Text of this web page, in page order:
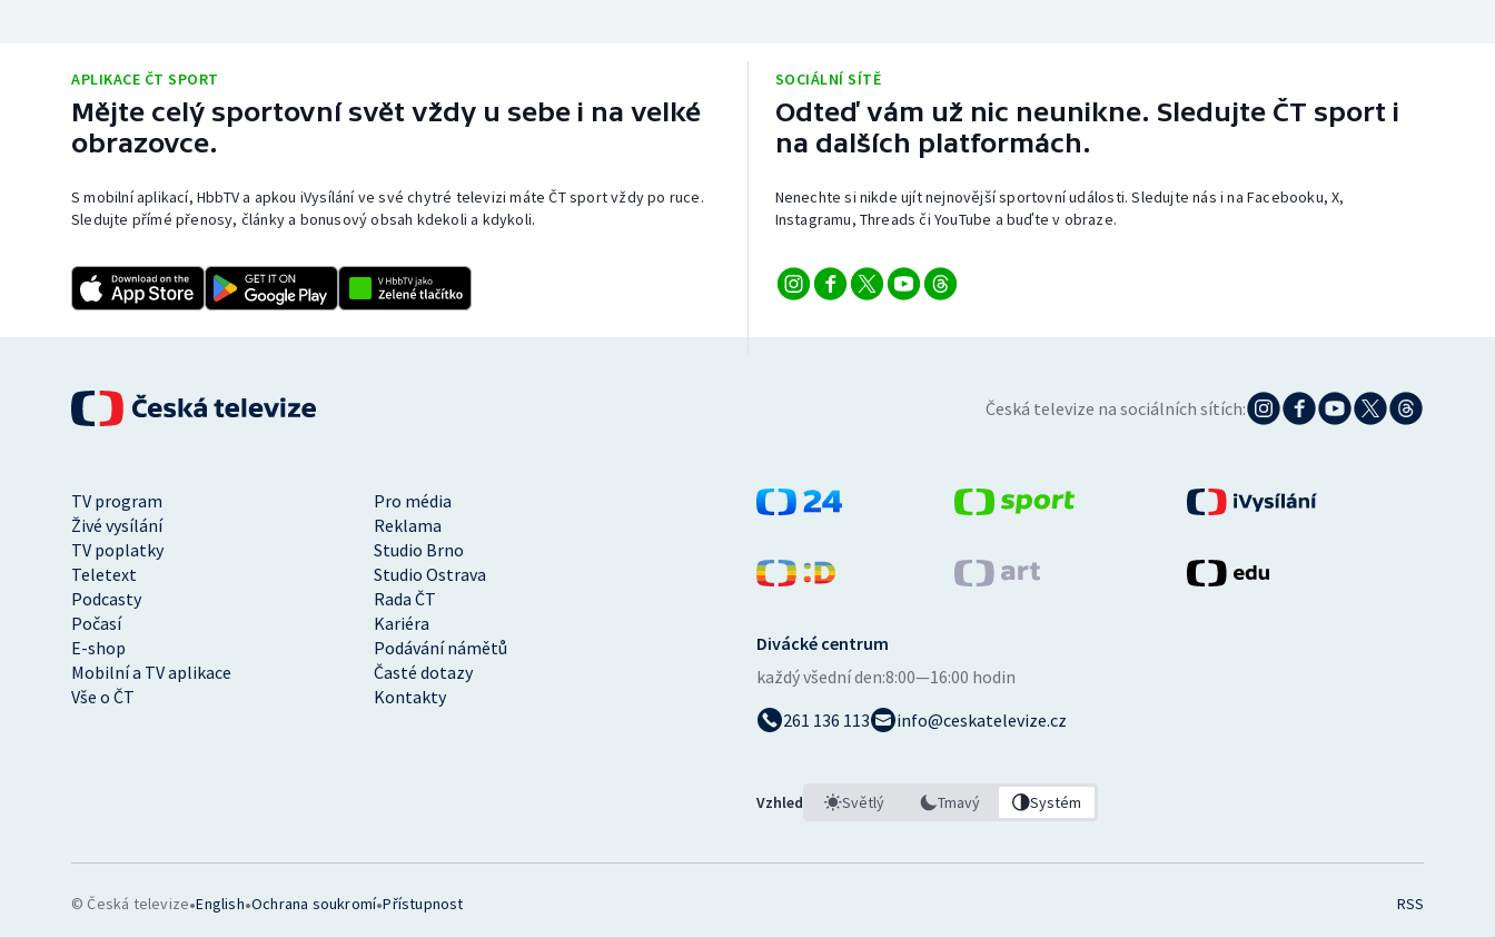
APLIKACE ČT SPORT
Mějte celý sportovní svět vždy u sebe i na velké
obrazovce.
S mobilní aplikací, HbbTV a apkou iVysílání ve své chytré televizi máte ČT sport vždy po ruce.
Sledujte přímé přenosy, články a bonusový obsah kdekoli a kdykoli.
SOCIÁLNÍ SÍTĚ
Odteď vám už nic neunikne. Sledujte ČT sport i
na dalších platformách.
Nenechte si nikde ujít nejnovější sportovní události. Sledujte nás i na Facebooku, X,
Instagramu, Threads či YouTube a buďte v obraze.
Česká televize na sociálních sítích:
TV program
Pro média
Živé vysílání
Reklama
TV poplatky
Studio Brno
Teletext
Studio Ostrava
Podcasty
Rada ČT
Počasí
Kariéra
E-shop
Podávání námětů
Mobilní a TV aplikace
Časté dotazy
Vše o ČT
Kontakty
Divácké centrum
každý všední den:8:00—16:00 hodin
261 136 113
info@ceskatelevize.cz
Vzhled Světlý Tmavý Systém
© Česká televize•English•Ochrana soukromí•Přístupnost RSS